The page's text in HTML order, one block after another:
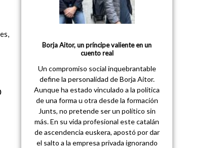
Borja Aitor, un príncipe valiente en un
cuento real
Un compromiso social inquebrantable
define la personalidad de Borja Aitor.
Aunque ha estado vinculado a la política
de una forma u otra desde la formación
Junts, no pretende ser un político sin
más. En su vida profesional este catalán
de ascendencia euskera, apostó por dar
el salto a la empresa privada ignorando